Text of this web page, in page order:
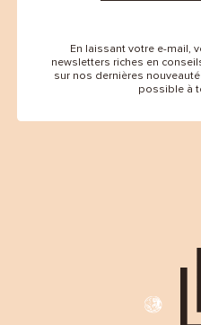
En laissant votre e-mail,
newsletters riches en
sur nos dernières
possible à